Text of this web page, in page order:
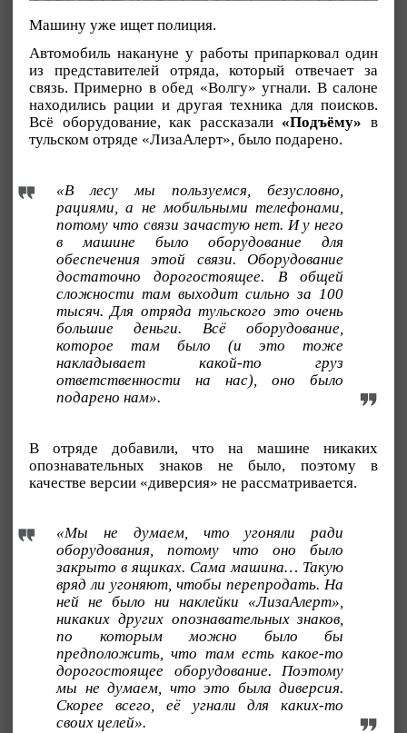
Машину уже ищет полиция.
Автомобиль накануне у работы припарковал один
из представителей отряда, который отвечает за
связь. Примерно в обед «Волгу» угнали. В салоне
находились рации и другая техника для поисков.
Всё оборудование, как рассказали «Подъёму» в
тульском отряде «ЛизаАлерт», было подарено.
«В лесу мы пользуемся, безусловно,
рациями, а не мобильными телефонами,
потому что связи зачастую нет. И у него
в машине было оборудование для
обеспечения этой связи. Оборудование
достаточно дорогостоящее. В общей
сложности там выходит сильно за 100
тысяч. Для отряда тульского это очень
большие деньги. Всё оборудование,
которое там было (и это тоже
накладывает какой-то груз
ответственности на нас), оно было
подарено нам».
В отряде добавили, что на машине никаких
опознавательных знаков не было, поэтому в
качестве версии «диверсия» не рассматривается.
«Мы не думаем, что угоняли ради
оборудования, потому что оно было
закрыто в ящиках. Сама машина… Такую
вряд ли угоняют, чтобы перепродать. На
ней не было ни наклейки «ЛизаАлерт»,
никаких других опознавательных знаков,
по которым можно было бы
предположить, что там есть какое-то
дорогостоящее оборудование. Поэтому
мы не думаем, что это была диверсия.
Скорее всего, её угнали для каких-то
своих целей».